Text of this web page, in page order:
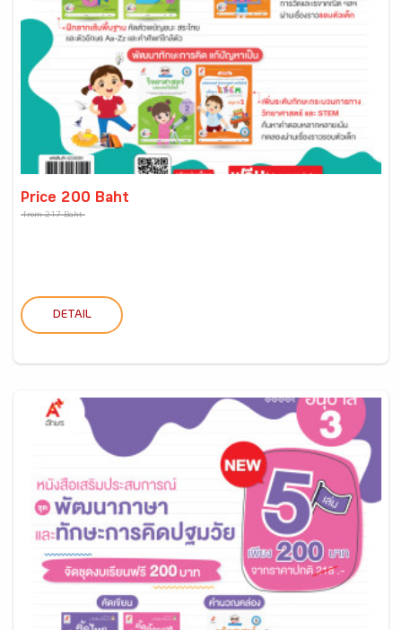
Price 200 Baht
from 217 Baht
DETAIL